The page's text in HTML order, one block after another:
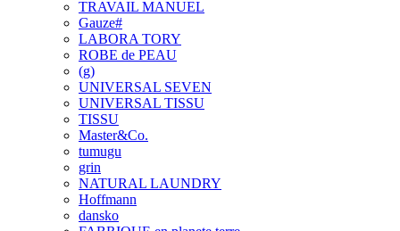
TRAVAIL MANUEL
Gauze#
LABORA TORY
ROBE de PEAU
(g)
UNIVERSAL SEVEN
UNIVERSAL TISSU
TISSU
Master&Co.
tumugu
grin
NATURAL LAUNDRY
Hoffmann
dansko